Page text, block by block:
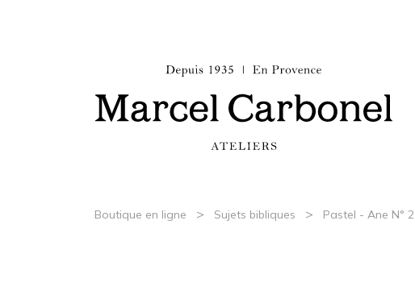
Boutique en ligne > Sujets bibliques > Pastel - Ane N° 2